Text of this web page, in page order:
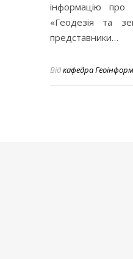
інформацію про
«Геодезія та
представники…
Відкафедра